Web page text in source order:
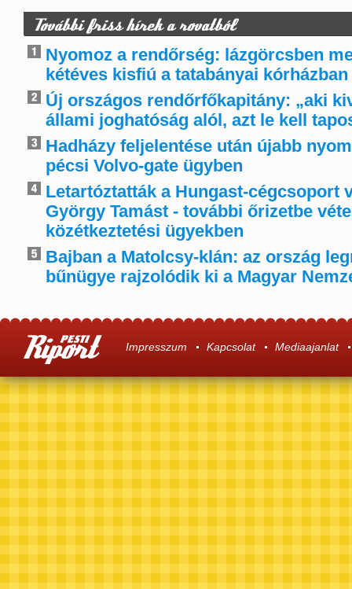
További friss hírek a rovatból
Nyomoz a rendőrség: lázgörcsben
kétéves kisfiú a tatabányai kórházban
Új országos rendőrfőkapitány: „aki
állami joghatóság alól, azt le kell
Hadházy feljelentése után újabb
pécsi Volvo-gate ügyben
Letartóztatták a Hungast-cégcsoport
György Tamást - további őrizetbe
közétkeztetési ügyekben
Bajban a Matolcsy-klán: az ország
bűnügye rajzolódik ki a Magyar
Impresszum Kapcsolat Mediaajanlat